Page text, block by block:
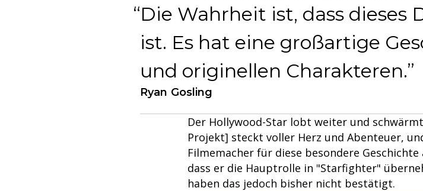
Die Wahrheit ist, dass dieses
ist. Es hat eine großartige
und originellen Charakteren.
Ryan Gosling
Der Hollywood-Star lobt weiter und
Projekt] steckt voller Herz und Abenteuer,
Filmemacher für diese besondere Geschichte
dass er die Hauptrolle in "Starfighter"
haben das jedoch bisher nicht bestätigt.